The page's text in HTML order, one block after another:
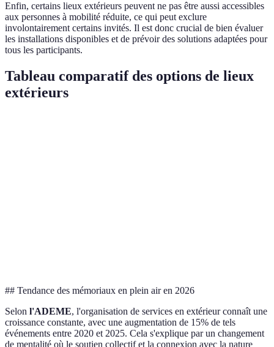
Enfin, certains lieux extérieurs peuvent ne pas être aussi accessibles
aux personnes à mobilité réduite, ce qui peut exclure
involontairement certains invités. Il est donc crucial de bien évaluer
les installations disponibles et de prévoir des solutions adaptées pour
tous les participants.
Tableau comparatif des options de lieux
extérieurs
## Tendance des mémoriaux en plein air en 2026
Selon l'ADEME, l'organisation de services en extérieur connaît une
croissance constante, avec une augmentation de 15% de tels
événements entre 2020 et 2025. Cela s'explique par un changement
de mentalité où le soutien collectif et la connexion avec la nature